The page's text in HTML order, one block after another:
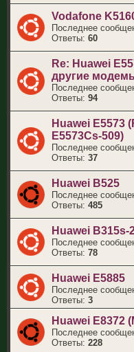
Vodafone
Последнее
Ответы: 60
Re: Huawei
другие
Последнее
Ответы: 94
Huawei E5573
E5573Cs-509)
Последнее
Ответы: 37
Huawei B525
Последнее
Ответы: 485
Huawei
Последнее
Ответы: 78
Huawei E5885
Последнее
Ответы: 3
Huawei E8372
Последнее
Ответы: 228